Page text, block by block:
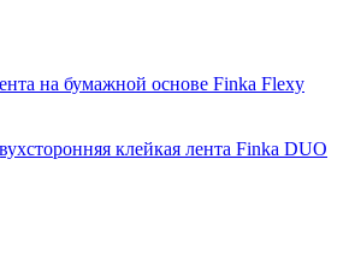
на бумажной основе Finka Flexy
клейкая лента Finka DUO